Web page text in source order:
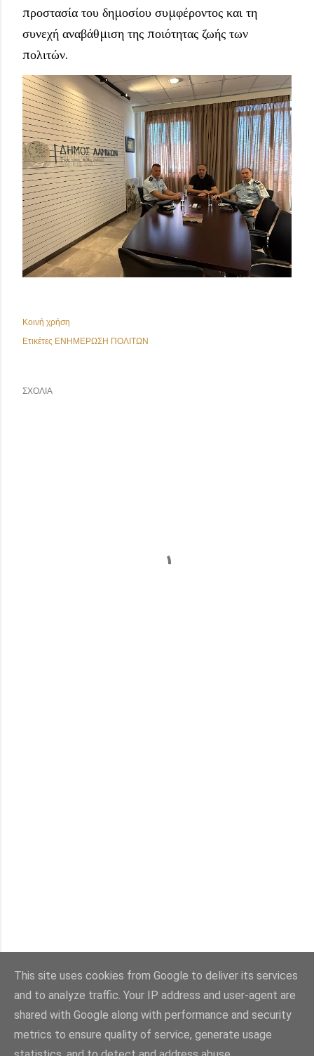
προστασία του δημοσίου συμφέροντος και τη
συνεχή αναβάθμιση της ποιότητας ζωής των
πολιτών.
Κοινή χρήση
Ετικέτες ΕΝΗΜΕΡΩΣΗ ΠΟΛΙΤΩΝ
ΣΧΌΛΙΑ
Από το Blogger
This site uses cookies from Google to deliver its services
and to analyze traffic. Your IP address and user-agent are
shared with Google along with performance and security
metrics to ensure quality of service, generate usage